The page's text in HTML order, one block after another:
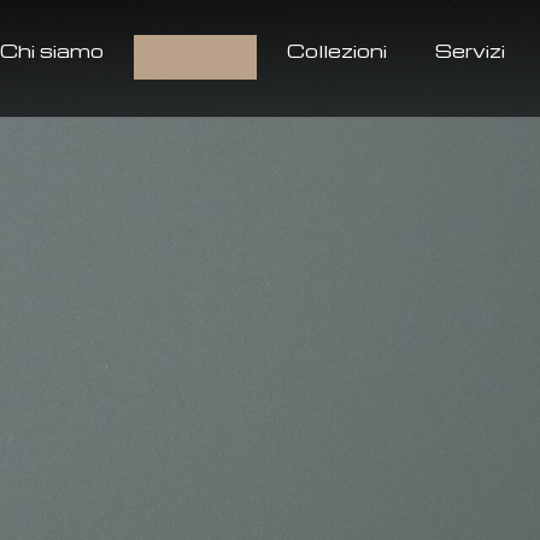
Chi siamo Collezioni Servizi